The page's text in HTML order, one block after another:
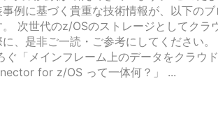
例に基づく貴重な技術情報が、以下のブ
次世代のz/OSのストレージとしてクラ
、是非ご一読・ご参考にしてください
ぐ「メインフレーム上のデータをクラウド
for z/OS って一体何？」 ...